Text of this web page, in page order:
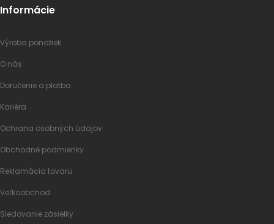
Informácie
Výroba ponožiek
O nás
Doručenie a platba
Kariéra
Ochrana osobných údajov
Obchodné podmienky
Reklamácia tovaru
Veľkoobchod
Sledovanie zásielky